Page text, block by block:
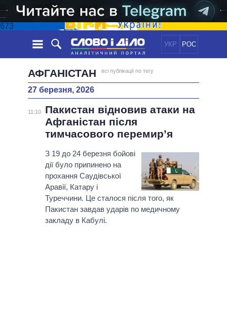
673
УКР РОС
НОВИНИ
СТРІЧКА
ПОДІЇ
СТАТТІ
ДУМКИ
ОГЛЯДИ
ДАЙДЖЕСТИ
ЕКОНОМІКА
СУСПІЛЬСТВО
СВІТ
ОБIЦЯНКИ
ПОЛIТИКИ
УСІ ПОЛІТИКИ
ПРЕЗИДЕНТ І ОФІС
ВЕРХОВНА РАДА
КАБІНЕТ МІНІСТРІВ
ГОЛОВИ ОБЛАДМІНІСТРАЦІЙ
МЕРИ МІСТ
ВСІ ПЕРСОНИ
ІНФОГРАФІКА
ПІДТРИМАТИ
ПОРІВНЯННЯ ПОЛІТИКІВ
АФГАНІСТАН всі публікації по тегу
27 березня, 2026
11:10
Пакистан відновив атаки на
Афганістан після
тимчасового перемир’я
З 19 до 24 березня бойові
дії було припинено на
прохання Саудівської
Аравії, Катару і
Туреччини. Це сталося після того, як
Пакистан завдав ударів по медичному
закладу в Кабулі.